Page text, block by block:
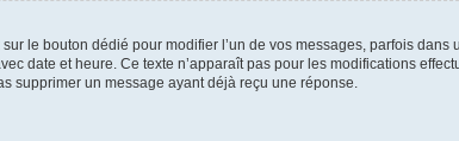
le bouton dédié pour modifier l’un de vos messages, parfois dans
date et heure. Ce texte n’apparaît pas pour les modifications
supprimer un message ayant déjà reçu une réponse.